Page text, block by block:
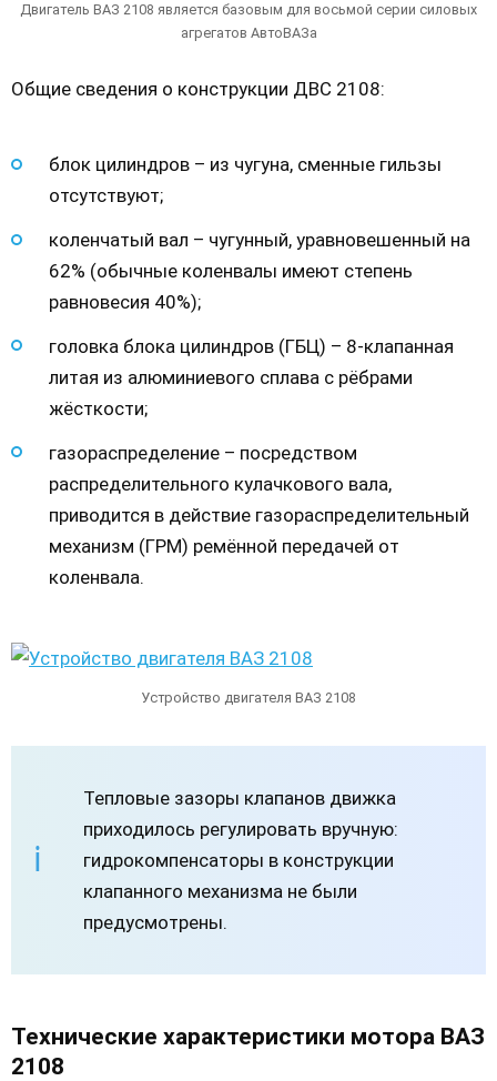
Двигатель ВАЗ 2108 является базовым для восьмой серии силовых
агрегатов АвтоВАЗа
Общие сведения о конструкции ДВС 2108:
блок цилиндров – из чугуна, сменные гильзы
отсутствуют;
коленчатый вал – чугунный, уравновешенный на
62% (обычные коленвалы имеют степень
равновесия 40%);
головка блока цилиндров (ГБЦ) – 8-клапанная
литая из алюминиевого сплава с рёбрами
жёсткости;
газораспределение – посредством
распределительного кулачкового вала,
приводится в действие газораспределительный
механизм (ГРМ) ремённой передачей от
коленвала.
Устройство двигателя ВАЗ 2108
Тепловые зазоры клапанов движка
приходилось регулировать вручную:
гидрокомпенсаторы в конструкции
клапанного механизма не были
предусмотрены.
Технические характеристики мотора ВАЗ
2108